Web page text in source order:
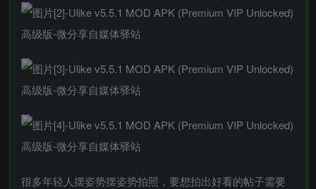
很多年轻人摆姿势摆姿势拍照，要想拍出好看的帖子需要